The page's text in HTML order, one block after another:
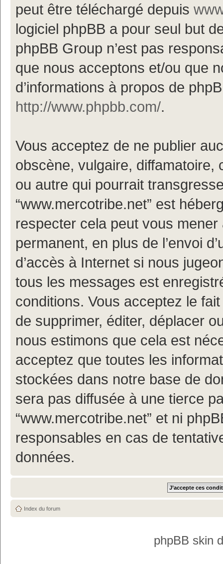
peut être téléchargé depuis
logiciel phpBB a pour seul but
phpBB Group n’est pas
que nous acceptons et/ou que
d’informations à propos de
http://www.phpbb.com/.
Vous acceptez de ne publier
obscène, vulgaire, diffamatoire,
ou autre qui pourrait
“www.mercotribe.net” est
respecter cela peut vous
permanent, en plus de l’envoi
d’accès à Internet si nous
tous les messages est
conditions. Vous acceptez le
de supprimer, éditer, déplacer
nous estimons que cela est
acceptez que toutes les
stockées dans notre base de
sera pas diffusée à une tierce
“www.mercotribe.net” et ni
responsables en cas de
données.
Index du forum
phpBB skin